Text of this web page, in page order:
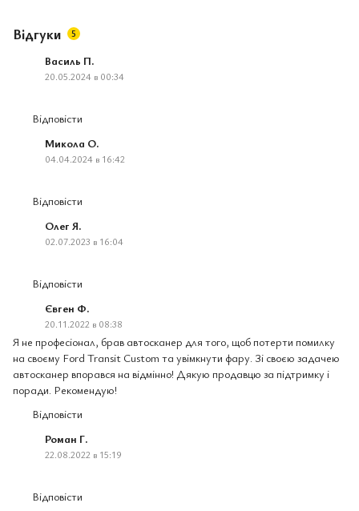
Відгуки 5
Василь П.
20.05.2024 в 00:34
Відповісти
Микола О.
04.04.2024 в 16:42
Відповісти
Олег Я.
02.07.2023 в 16:04
Відповісти
Євген Ф.
20.11.2022 в 08:38
Я не професіонал, брав автосканер для того, щоб потерти помилку
на своєму Ford Transit Custom та увімкнути фару. Зі своєю задачею
автосканер впорався на відмінно! Дякую продавцю за підтримку і
поради. Рекомендую!
Відповісти
Роман Г.
22.08.2022 в 15:19
Відповісти